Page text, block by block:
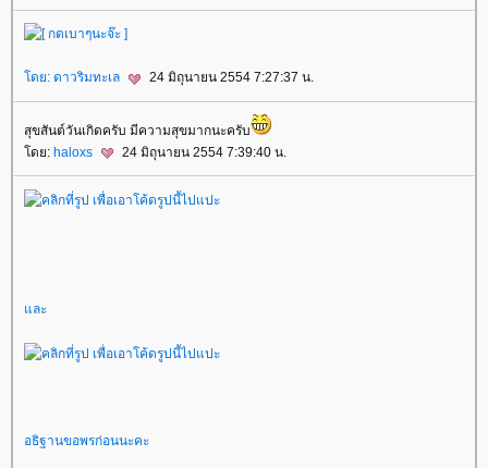
ดย: ดาวริมทะเล 24 มิถุนายน 2554 7:27:37 น.
สุขสันต์วันเกิดครับ มีความสุขมากนะครับ
ดย: haloxs 24 มิถุนายน 2554 7:39:40 น.
ละ
อธิฐานขอพรก่อนนะคะ